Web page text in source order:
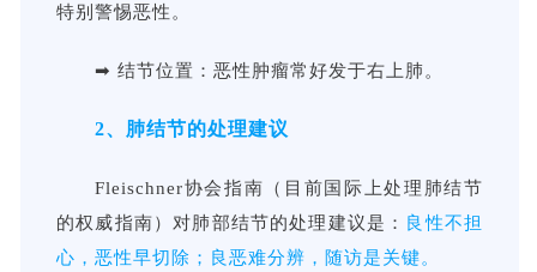
特别警惕恶性。
➡ 结节位置：恶性肿瘤常好发于右上肺。
2、肺结节的处理建议
Fleischner协会指南（目前国际上处理肺结节
的权威指南）对肺部结节的处理建议是： 良性不担
心，恶性早切除；良恶难分辨，随访是关键。